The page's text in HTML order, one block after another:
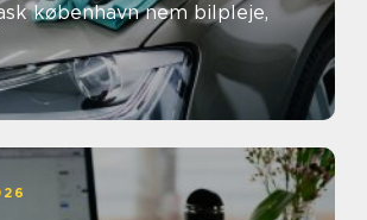
nem bilpleje,